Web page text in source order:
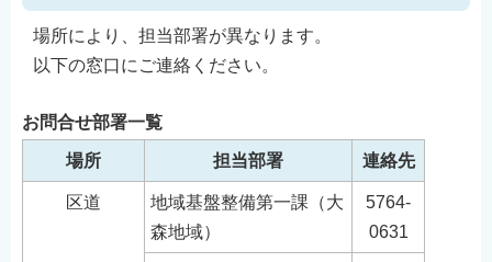
場所により、担当部署が異なります。
以下の窓口にご連絡ください。
お問合せ部署一覧
場所 担当部署 連絡先
区道
地域基盤整備第一課（大
森地域）
5764-
0631